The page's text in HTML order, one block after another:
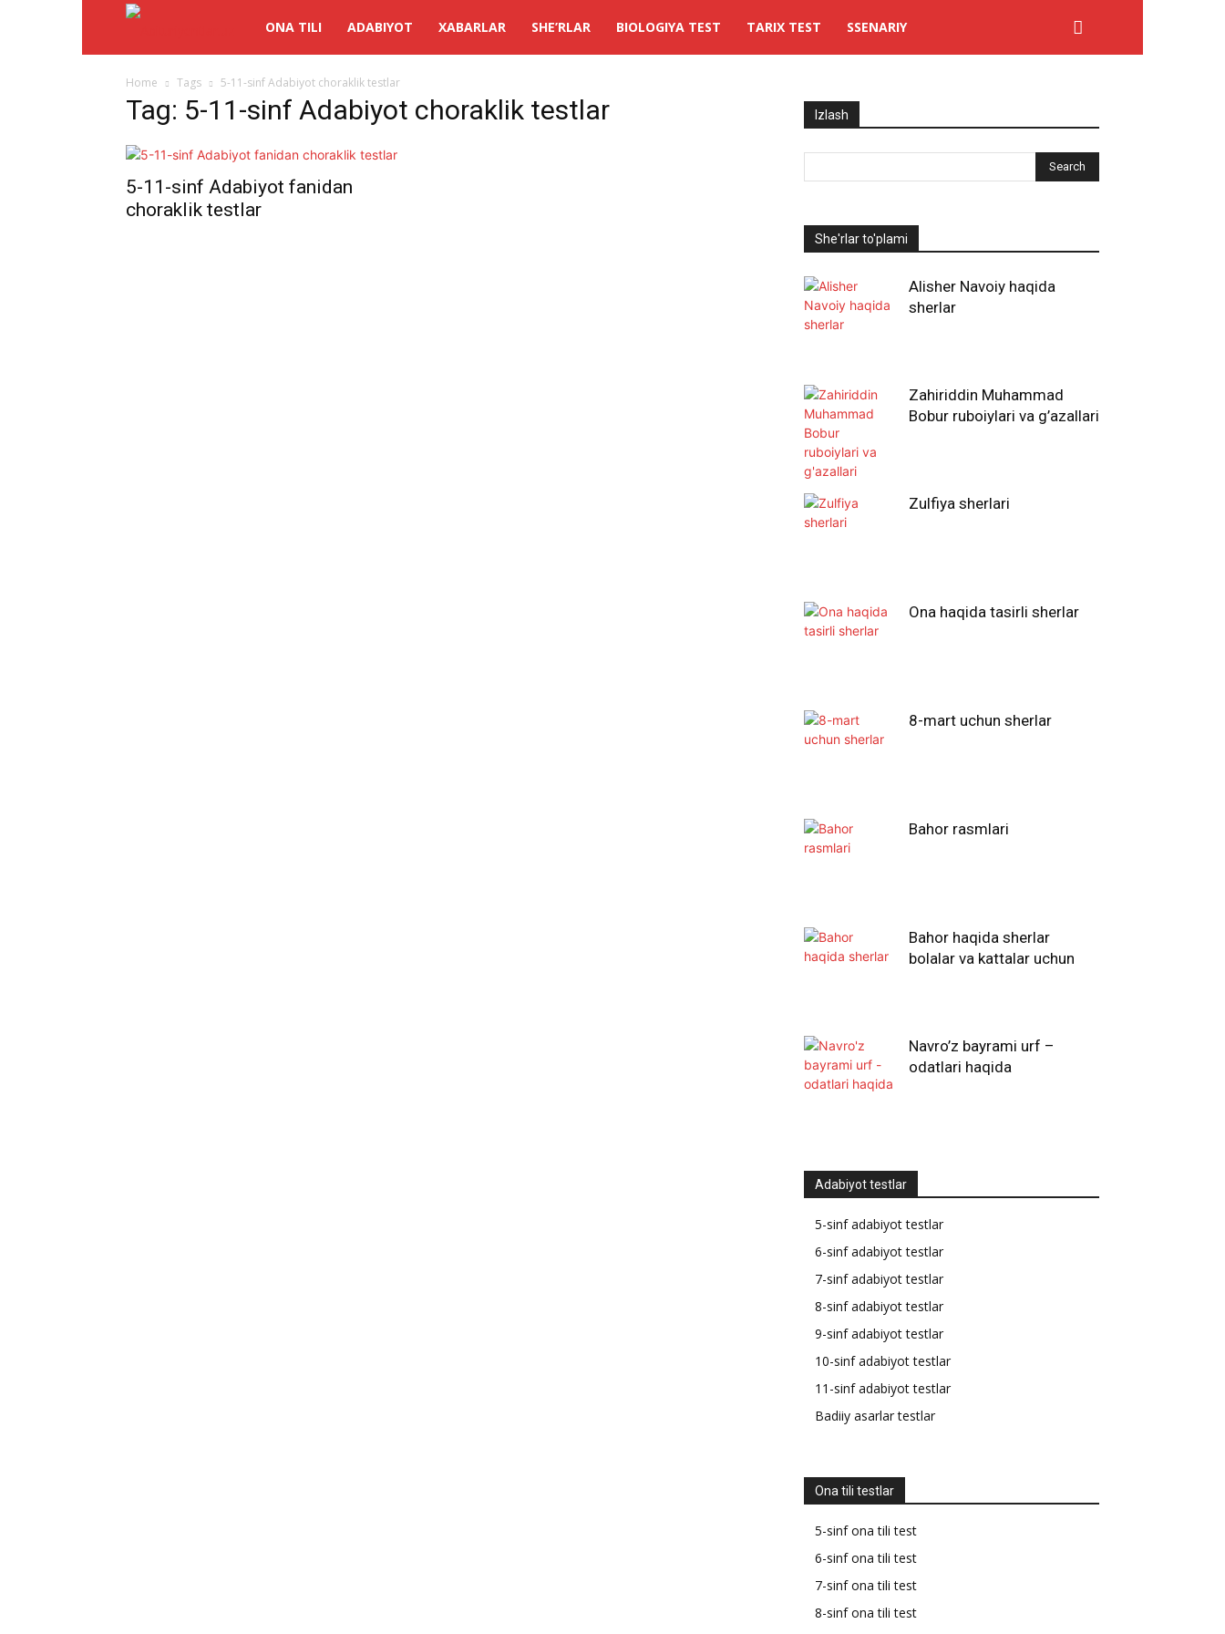
Abituriyentlar.uz
ONA TILI ADABIYOT XABARLAR SHE’RLAR BIOLOGIYA TEST TARIX TEST SSENARIY
Home Tags 5-11-sinf Adabiyot choraklik testlar
Tag: 5-11-sinf Adabiyot choraklik testlar
5-11-sinf Adabiyot fanidan
choraklik testlar
Izlash
She'rlar to'plami
Alisher Navoiy haqida
sherlar
Zahiriddin Muhammad
Bobur ruboiylari va g’azallari
Zulfiya sherlari
Ona haqida tasirli sherlar
8-mart uchun sherlar
Bahor rasmlari
Bahor haqida sherlar
bolalar va kattalar uchun
Navro’z bayrami urf –
odatlari haqida
Adabiyot testlar
5-sinf adabiyot testlar
6-sinf adabiyot testlar
7-sinf adabiyot testlar
8-sinf adabiyot testlar
9-sinf adabiyot testlar
10-sinf adabiyot testlar
11-sinf adabiyot testlar
Badiiy asarlar testlar
Ona tili testlar
5-sinf ona tili test
6-sinf ona tili test
7-sinf ona tili test
8-sinf ona tili test